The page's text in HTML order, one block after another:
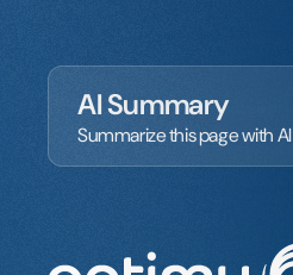
AI Summary
Summarize this page with AI